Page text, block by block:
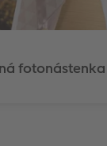
fotonástenka